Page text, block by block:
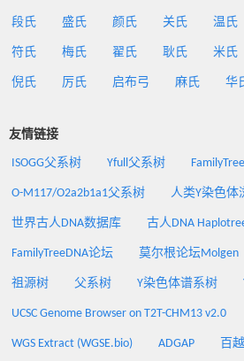
段氏 盛氏 颜氏 关氏 温氏
符氏 梅氏 翟氏 耿氏 米氏
倪氏 厉氏 启布弓 麻氏 华
友情链接
ISOGG父系树 Yfull父系树
O-M117/O2a2b1a1父系树 人类Y染色体
世界古人DNA数据库 古人DNA
FamilyTreeDNA论坛 莫尔根论坛Molgen
祖源树 父系树 Y染色体谱系树
UCSC Genome Browser on T2T-CHM13 v2.0
WGS Extract (WGSE.bio) ADGAP 百